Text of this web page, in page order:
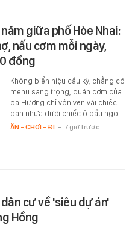
giữa phố Hòe Nhai:
nấu cơm mỗi ngày,
đồng
Không biển hiệu cầu kỳ, chẳng có
menu sang trọng, quán cơm của
bà Hương chỉ vỏn vẹn vài chiếc
bàn nhựa dưới chiếc ô đầu ngõ.…
ĂN - CHƠI - ĐI - 7 giờ trước
cư về 'siêu dự án'
Hồng